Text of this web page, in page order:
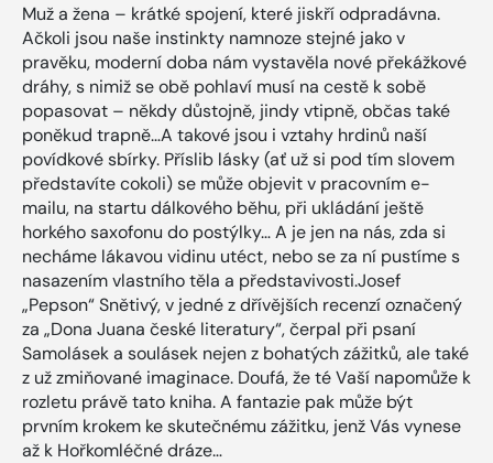
Muž a žena – krátké spojení, které jiskří odpradávna.
Ačkoli jsou naše instinkty namnoze stejné jako v
pravěku, moderní doba nám vystavěla nové překážkové
dráhy, s nimiž se obě pohlaví musí na cestě k sobě
popasovat – někdy důstojně, jindy vtipně, občas také
poněkud trapně…A takové jsou i vztahy hrdinů naší
povídkové sbírky. Příslib lásky (ať už si pod tím slovem
představíte cokoli) se může objevit v pracovním e-
mailu, na startu dálkového běhu, při ukládání ještě
horkého saxofonu do postýlky… A je jen na nás, zda si
necháme lákavou vidinu utéct, nebo se za ní pustíme s
nasazením vlastního těla a představivosti.Josef
„Pepson“ Snětivý, v jedné z dřívějších recenzí označený
za „Dona Juana české literatury“, čerpal při psaní
Samolásek a soulásek nejen z bohatých zážitků, ale také
z už zmiňované imaginace. Doufá, že té Vaší napomůže k
rozletu právě tato kniha. A fantazie pak může být
prvním krokem ke skutečnému zážitku, jenž Vás vynese
až k Hořkomléčné dráze…